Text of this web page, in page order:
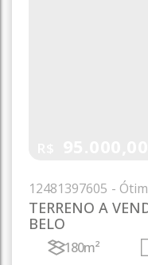
TERRENO A
BELO
12481397605
180m²